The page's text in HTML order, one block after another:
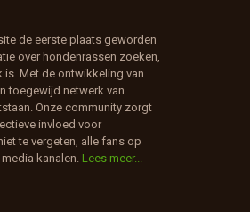
de eerste plaats geworden
over hondenrassen zoeken,
is. Met de ontwikkeling van
toegewijd netwerk van
Onze community zorgt
invloed voor
te vergeten, alle fans op
kanalen. Lees meer...